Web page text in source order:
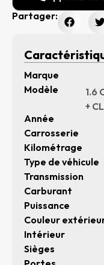
Partager:
Marque
Modèle
1.6
+
Année
Carrosserie
Kilométrage
Type de véhicule
Transmission
Carburant
Puissance
Couleur
Intérieur
Sièges